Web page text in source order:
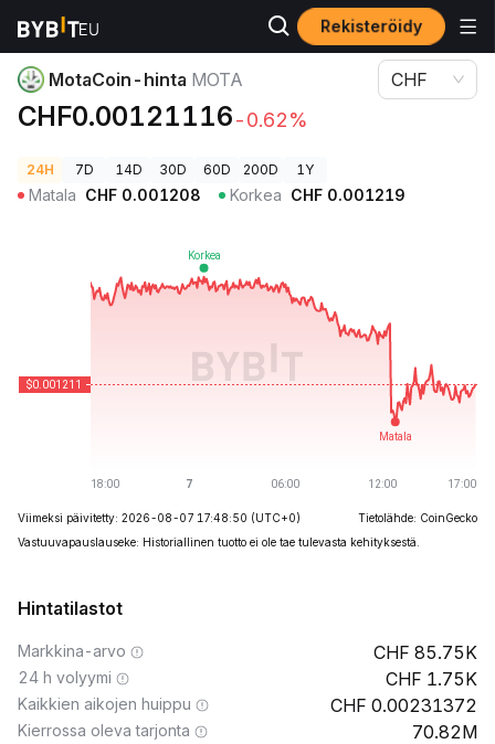
Rekisteröidy
Kryptohinnat
MotaCoin-hinta MOTA
CHF0.00121116-0.62%
CHF
24H 7D 14D 30D 60D 200D 1Y
Matala CHF 0.001208 Korkea CHF 0.001219
Viimeksi päivitetty: 2026-08-07 17:48:50 (UTC+0)
Tietolähde: CoinGecko
Vastuuvapauslauseke: Historiallinen tuotto ei ole tae tulevasta kehityksestä.
Hintatilastot
Markkina-arvo 85.75K
24 h volyymi 1.75K
Kaikkien aikojen huippu 0.00231372
Kierrossa oleva tarjonta 70.82M